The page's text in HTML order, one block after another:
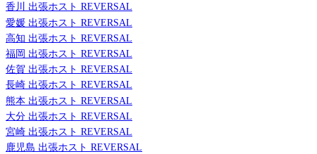
香川 出張ホスト REVERSAL
愛媛 出張ホスト REVERSAL
高知 出張ホスト REVERSAL
福岡 出張ホスト REVERSAL
佐賀 出張ホスト REVERSAL
長崎 出張ホスト REVERSAL
熊本 出張ホスト REVERSAL
大分 出張ホスト REVERSAL
宮崎 出張ホスト REVERSAL
鹿児島 出張ホスト REVERSAL